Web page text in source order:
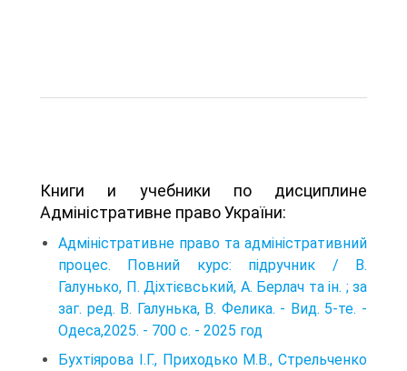
Книги и учебники по дисциплине
Адміністративне право України:
Адміністративне право та адміністративний
процес. Повний курс: підручник / В.
Галунько, П. Діхтієвський, А. Берлач та ін. ; за
заг. ред. В. Галунька, В. Фелика. - Вид. 5-те. -
Одеса,2025. - 700 с. - 2025 год
Бухтіярова І.Г., Приходько М.В., Стрельченко